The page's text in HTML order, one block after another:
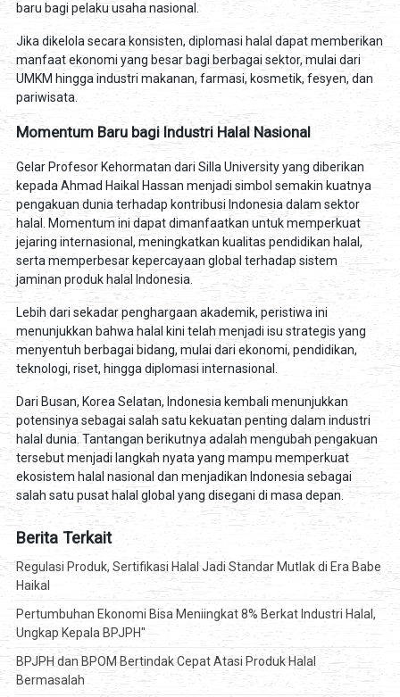
baru bagi pelaku usaha nasional.
Jika dikelola secara konsisten, diplomasi halal dapat memberikan
manfaat ekonomi yang besar bagi berbagai sektor, mulai dari
UMKM hingga industri makanan, farmasi, kosmetik, fesyen, dan
pariwisata.
Momentum Baru bagi Industri Halal Nasional
Gelar Profesor Kehormatan dari Silla University yang diberikan
kepada Ahmad Haikal Hassan menjadi simbol semakin kuatnya
pengakuan dunia terhadap kontribusi Indonesia dalam sektor
halal. Momentum ini dapat dimanfaatkan untuk memperkuat
jejaring internasional, meningkatkan kualitas pendidikan halal,
serta memperbesar kepercayaan global terhadap sistem
jaminan produk halal Indonesia.
Lebih dari sekadar penghargaan akademik, peristiwa ini
menunjukkan bahwa halal kini telah menjadi isu strategis yang
menyentuh berbagai bidang, mulai dari ekonomi, pendidikan,
teknologi, riset, hingga diplomasi internasional.
Dari Busan, Korea Selatan, Indonesia kembali menunjukkan
potensinya sebagai salah satu kekuatan penting dalam industri
halal dunia. Tantangan berikutnya adalah mengubah pengakuan
tersebut menjadi langkah nyata yang mampu memperkuat
ekosistem halal nasional dan menjadikan Indonesia sebagai
salah satu pusat halal global yang disegani di masa depan.
Berita Terkait
Regulasi Produk, Sertifikasi Halal Jadi Standar Mutlak di Era Babe
Haikal
Pertumbuhan Ekonomi Bisa Meniingkat 8% Berkat Industri Halal,
Ungkap Kepala BPJPH"
BPJPH dan BPOM Bertindak Cepat Atasi Produk Halal
Bermasalah